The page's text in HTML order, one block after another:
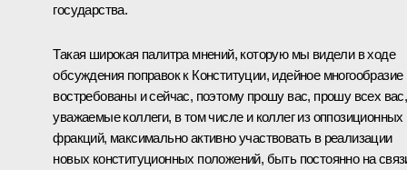
государства.
Такая широкая палитра мнений, которую мы видели в ходе
обсуждения поправок к Конституции, идейное многообразие
востребованы и сейчас, поэтому прошу вас, прошу всех вас,
уважаемые коллеги, в том числе и коллег из оппозиционных
фракций, максимально активно участвовать в реализации
новых конституционных положений, быть постоянно на